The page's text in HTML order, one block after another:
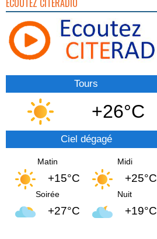
ECOUTEZ CITERADIO
Tours
+26°C
Ciel dégagé
Matin
+15°C
Midi
+25°C
Soirée
+27°C
Nuit
+19°C